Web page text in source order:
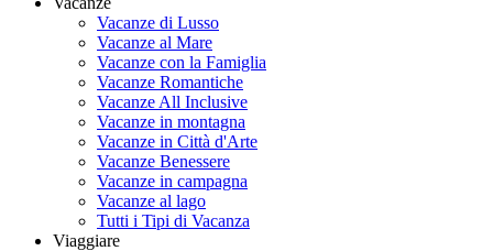
Vacanze di Lusso
Vacanze al Mare
Vacanze con la Famiglia
Vacanze Romantiche
Vacanze All Inclusive
Vacanze in montagna
Vacanze in Città d'Arte
Vacanze Benessere
Vacanze in campagna
Vacanze al lago
Tutti i Tipi di Vacanza
Viaggiare